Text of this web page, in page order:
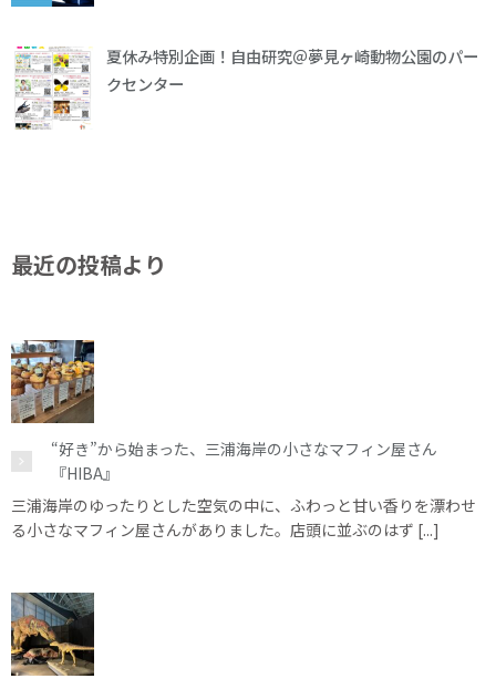
夏休み特別企画！自由研究＠夢見ヶ崎動物公園のパー
クセンター
最近の投稿より
“好き”から始まった、三浦海岸の小さなマフィン屋さん
『HIBA』
三浦海岸のゆったりとした空気の中に、ふわっと甘い香りを漂わせ
る小さなマフィン屋さんがありました。店頭に並ぶのはず [...]